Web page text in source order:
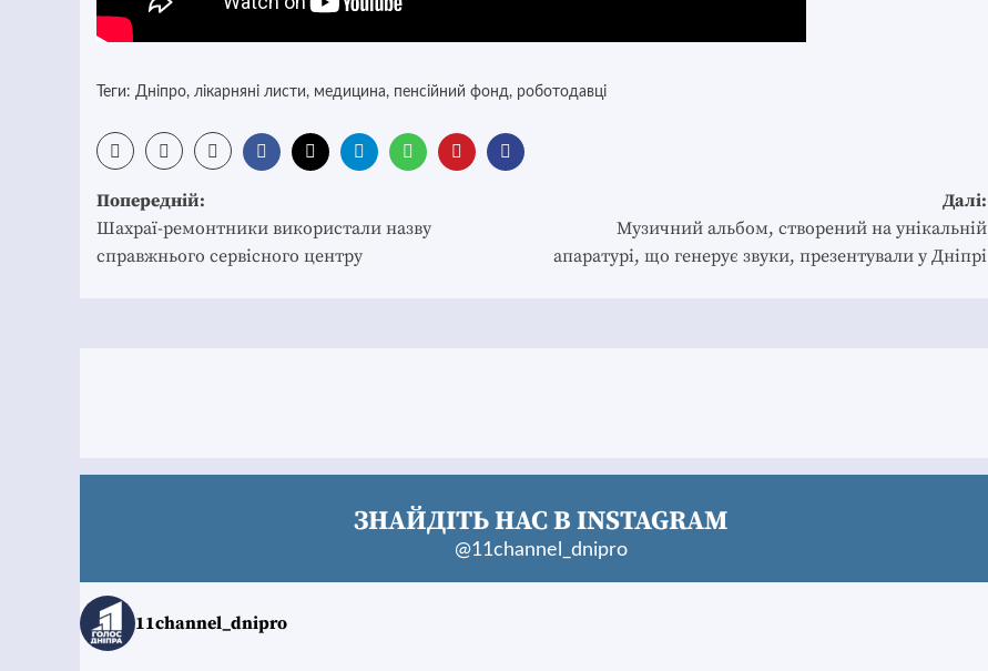
Теги: Дніпро, лікарняні листи, медицина, пенсійний фонд, роботодавці
Post
navigation
Попередній:
Шахраї-ремонтники використали назву
справжнього сервісного центру
Далі:
Музичний альбом, створений на унікальній
апаратурі, що генерує звуки, презентували у Дніпрі
ЗНАЙДІТЬ НАС В INSTAGRAM
@11channel_dnipro
11channel_dnipro